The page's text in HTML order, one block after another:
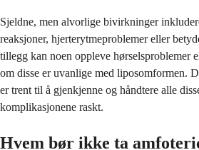
Sjeldne, men alvorlige bivirkninger
reaksjoner, hjerterytmeproblemer eller
tillegg kan noen oppleve hørselsproblemer
om disse er uvanlige med liposomformen.
er trent til å gjenkjenne og håndtere alle
komplikasjonene raskt.
Hvem bør ikke ta